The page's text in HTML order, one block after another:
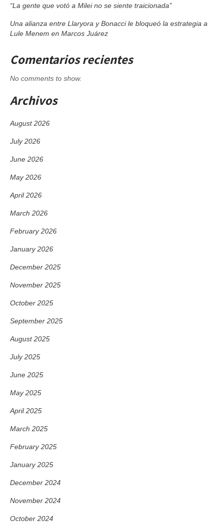
“La gente que votó a Milei no se siente traicionada”
Una alianza entre Llaryora y Bonacci le bloqueó la estrategia a
Lule Menem en Marcos Juárez
Comentarios recientes
No comments to show.
Archivos
August 2026
July 2026
June 2026
May 2026
April 2026
March 2026
February 2026
January 2026
December 2025
November 2025
October 2025
September 2025
August 2025
July 2025
June 2025
May 2025
April 2025
March 2025
February 2025
January 2025
December 2024
November 2024
October 2024